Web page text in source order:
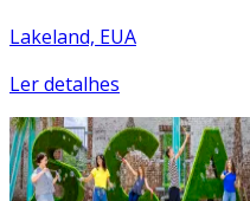
Lakeland, EUA
Ler detalhes